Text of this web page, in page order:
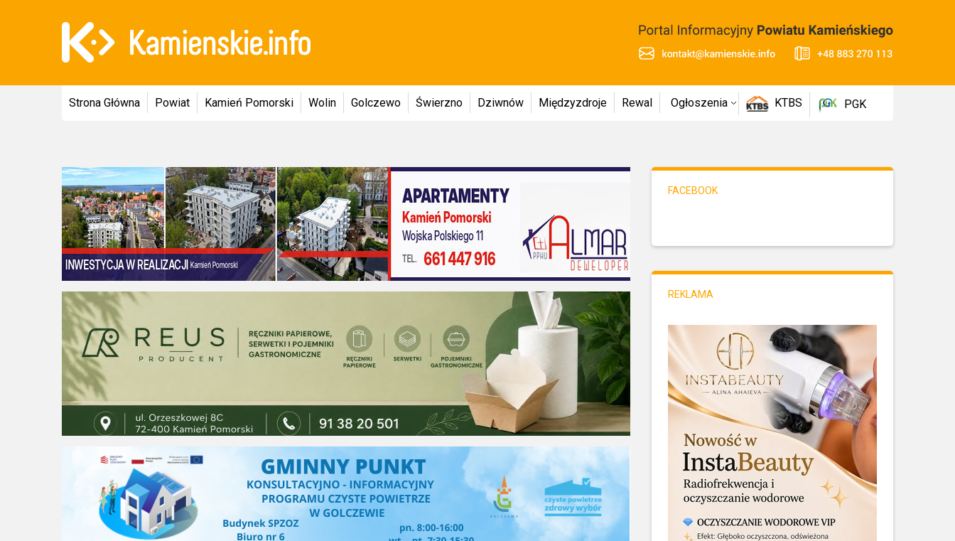
Strona Główna Powiat Kamień Pomorski Wolin Golczewo Świerzno Dziwnów Międzyzdroje Rewal Ogłoszenia KTBS PGK
FACEBOOK
REKLAMA